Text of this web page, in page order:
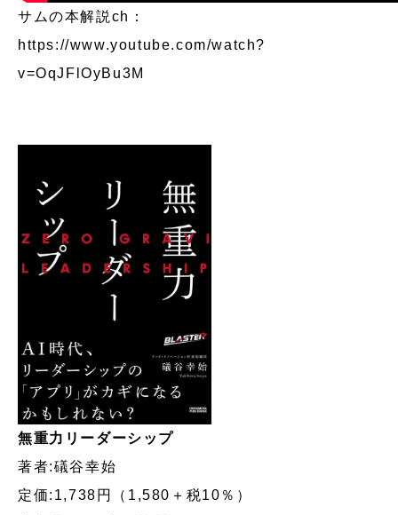
サムの本解説ch：
https://www.youtube.com/watch?
v=OqJFlOyBu3M
無重力リーダーシップ
著者:礒谷幸始
定価:1,738円（1,580＋税10％）